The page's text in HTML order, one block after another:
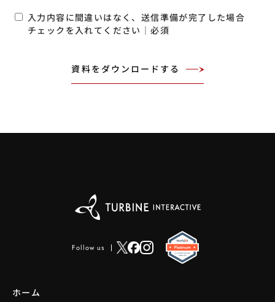
入力内容に間違いはなく、送信準備が完了した場合
チェックを入れてください｜必須
Follow us
ホーム